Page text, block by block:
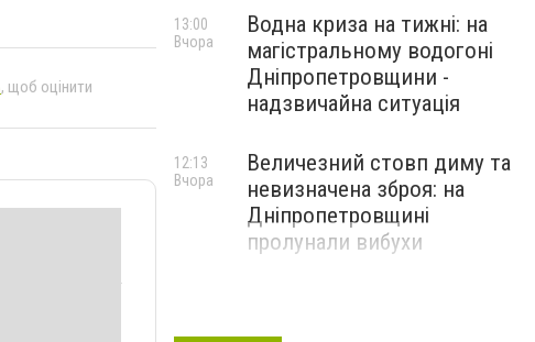
, щоб оцінити
Водна криза на тижні: на
магістральному водогоні
Дніпропетровщини -
надзвичайна ситуація
13:00
Вчора
Величезний стовп диму та
невизначена зброя: на
Дніпропетровщині
пролунали вибухи
12:13
Вчора